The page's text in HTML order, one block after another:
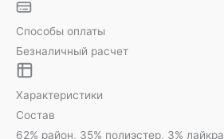
Способы оплаты
Безналичный расчет
Характеристики
Состав
62% район, 35% полиэстер, 3% лайкра